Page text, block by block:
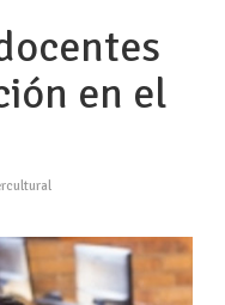
en el